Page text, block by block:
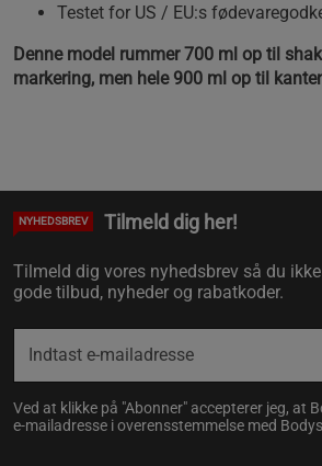
Testet for US / EU:s
Denne model rummer 700 ml op til
markering, men hele 900 ml op til
NYHEDSBREV Tilmeld dig her!
Tilmeld dig vores nyhedsbrev så du
gode tilbud, nyheder og rabatkoder.
Ved at klikke på "Abonner" accepterer jeg, at
e-mailadresse i overensstemmelse med